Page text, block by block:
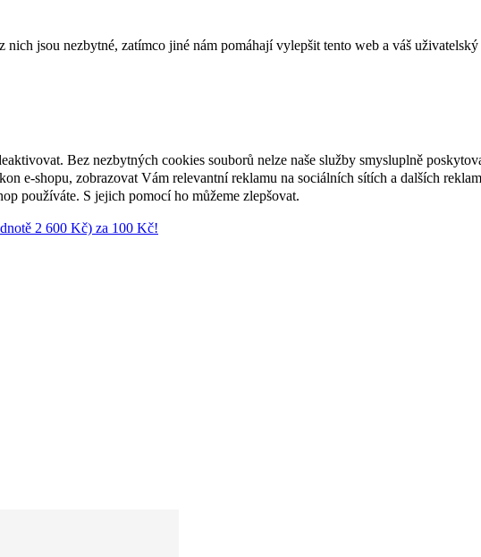
jsou nezbytné, zatímco jiné nám pomáhají vylepšit tento web a váš
Bez nezbytných cookies souborů nelze naše služby smysluplně
e-shopu, zobrazovat Vám relevantní reklamu na sociálních sítích a dalších
používáte. S jejich pomocí ho můžeme zlepšovat.
2 600 Kč) za 100 Kč!